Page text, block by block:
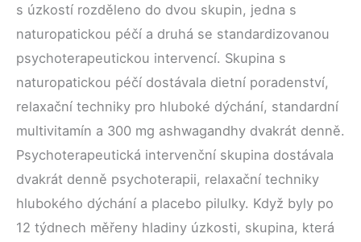
s úzkostí rozděleno do dvou skupin, jedna s
naturopatickou péčí a druhá se standardizovanou
psychoterapeutickou intervencí. Skupina s
naturopatickou péčí dostávala dietní poradenství,
relaxační techniky pro hluboké dýchání, standardní
multivitamín a 300 mg ashwagandhy dvakrát denně.
Psychoterapeutická intervenční skupina dostávala
dvakrát denně psychoterapii, relaxační techniky
hlubokého dýchání a placebo pilulky. Když byly po
12 týdnech měřeny hladiny úzkosti, skupina, která